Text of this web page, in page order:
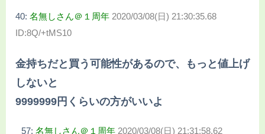
40: 名無しさん＠１周年 2020/03/08(日) 21:30:35.68
ID:8Q/+tMS10
金持ちだと買う可能性があるので、もっと値上げ
しないと
9999999円くらいの方がいいよ
57: 名無しさん＠１周年 2020/03/08(日) 21:31:58.62